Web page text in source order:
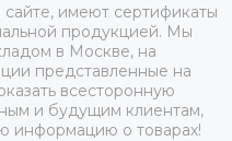
имеют сертификаты
продукцией. Мы
в Москве, на
представленные на
всесторонную
и будущим клиентам,
информацию о товарах!